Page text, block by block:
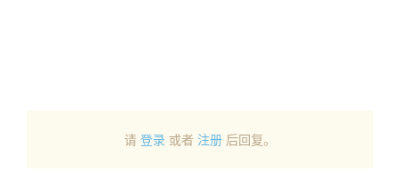
请 登录 或者 注册 后回复。